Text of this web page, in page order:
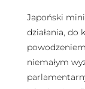
Japoński
działania, do
niemałym